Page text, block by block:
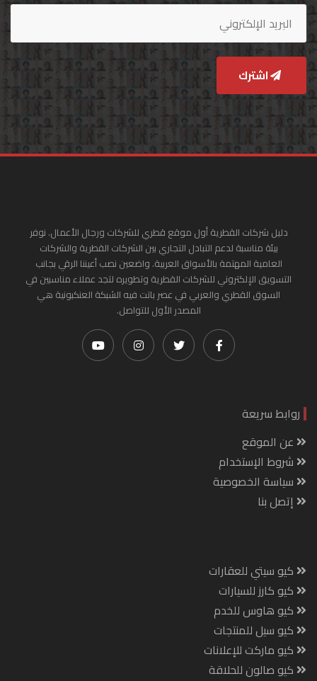
اشترك
دليل شركات القطرية أول موقع قطري للشركات ورجال الأعمال. نوفر
بيئة مناسبة لدعم التبادل التجاري بين الشركات القطرية والشركات
العامية المهتمة بالأسواق العربية. واضعين نصب أعيننا الرقي بجانب
التسويق الإلكتروني للشركات القطرية وتطويره لتجد عملاء مناسبين في
السوق القطري والعربي في عصر باتت فيه الشبكة العنكبونية هي
المصدر الأول للتواصل.
روابط سريعة
عن الموقع
شروط الإستخدام
سياسة الخصوصية
إتصل بنا
كيو سيتي للعقارات
كيو كارز للسيارات
كيو هاوس للخدم
كيو سيل للمنتجات
كيو ماركت للإعلانات
كيو صالون للحلاقة